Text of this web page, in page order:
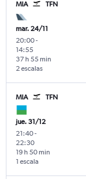
MIA TFN
mar. 24/11
20:00-
14:55
2 escalas
37 h 55 min
MIA TFN
jue. 31/12
21:40-
22:30
1 escala
19 h 50 min